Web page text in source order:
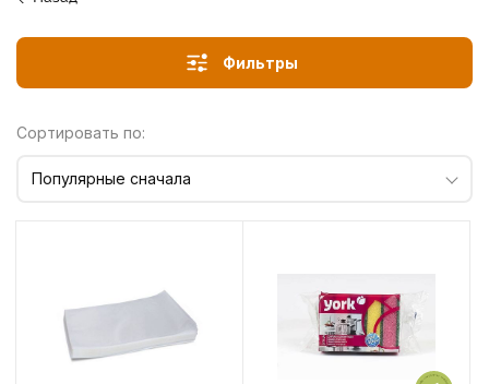
Фильтры
Сортировать по:
Популярные сначала